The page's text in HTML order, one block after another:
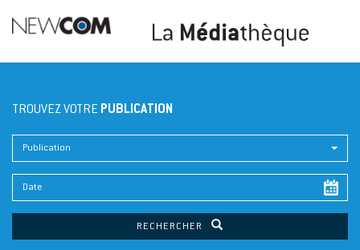
TROUVEZ VOTRE PUBLICATION
Publication
RECHERCHER